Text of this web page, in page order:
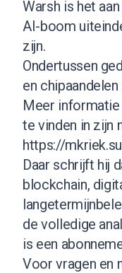
Warsh is het
AI-boom
zijn.
Ondertussen
en
Meer informatie
te vinden in zijn
https://
Daar schrijft hij
blockchain,
de volledige
is een
Voor vragen en